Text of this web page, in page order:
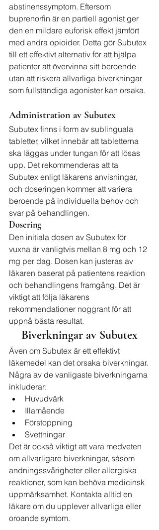
abstinenssymptom. Eftersom
buprenorfin är en partiell agonist ger
den en mildare euforisk effekt jämfört
med andra opioider. Detta gör Subutex
till ett effektivt alternativ för att hjälpa
patienter att övervinna sitt beroende
utan att riskera allvarliga biverkningar
som fullständiga agonister kan orsaka.
Administration av Subutex
Subutex finns i form av sublinguala
tabletter, vilket innebär att tabletterna
ska läggas under tungan för att lösas
upp. Det rekommenderas att ta
Subutex enligt läkarens anvisningar,
och doseringen kommer att variera
beroende på individuella behov och
svar på behandlingen.
Dosering
Den initiala dosen av Subutex för
vuxna är vanligtvis mellan 8 mg och 12
mg per dag. Dosen kan justeras av
läkaren baserat på patientens reaktion
och behandlingens framgång. Det är
viktigt att följa läkarens
rekommendationer noggrant för att
uppnå bästa resultat.
Biverkningar av Subutex
Även om Subutex är ett effektivt
läkemedel kan det orsaka biverkningar.
Några av de vanligaste biverkningarna
inkluderar:
Huvudvärk
Illamående
Förstoppning
Svettningar
Det är också viktigt att vara medveten
om allvarligare biverkningar, såsom
andningssvårigheter eller allergiska
reaktioner, som kan behöva medicinsk
uppmärksamhet. Kontakta alltid en
läkare om du upplever allvarliga eller
oroande symtom.